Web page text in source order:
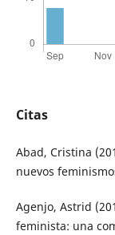
Citas
Abad, Cristina
nuevos
Agenjo, Astrid
feminista: una